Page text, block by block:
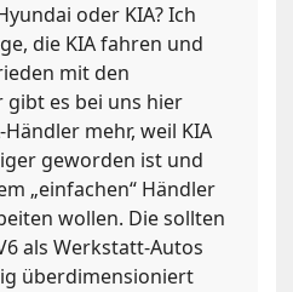
oder KIA? Ich
die KIA fahren und
mit den
gibt es bei uns hier
mehr, weil KIA
geworden ist und
„einfachen“ Händler
wollen. Die sollten
als Werkstatt-Autos
überdimensioniert